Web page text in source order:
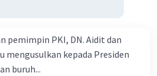
pemimpin PKI, DN. Aidit dan
kepada Presiden
buruh...